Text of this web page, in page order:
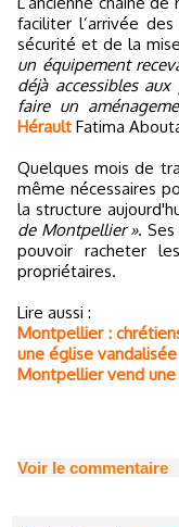
faciliter l’arrivée
sécurité et de la
un équipement
déjà accessibles
faire un
Hérault Fatima
Quelques mois de
même nécessaires
la structure
de Montpellier ».
pouvoir racheter
propriétaires.
Lire aussi :
Montpellier :
une église
Montpellier vend
Voir le commentaire